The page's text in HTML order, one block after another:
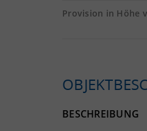
Provision in Höhe
BESCHREIBUNG